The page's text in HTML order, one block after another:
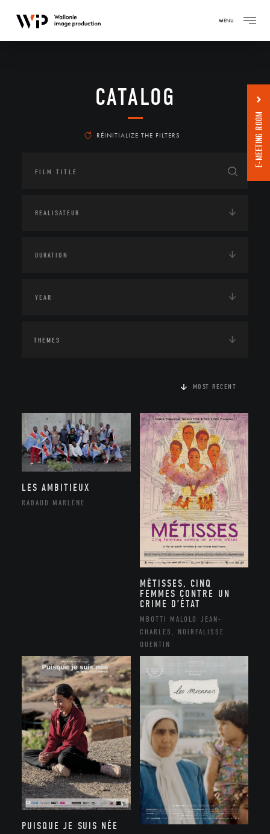
MENU
CATALOG
RÉINITIALIZE THE FILTERS
THEMES
MOST RECENT
LES AMBITIEUX
RABAUD MARLÈNE
MÉTISSES, CINQ
FEMMES CONTRE UN
CRIME D’ÉTAT
MBOTTI MALOLO JEAN-
CHARLES, NOIRFALISSE
QUENTIN
PUISQUE JE SUIS NÉE
E-MEETING ROOM